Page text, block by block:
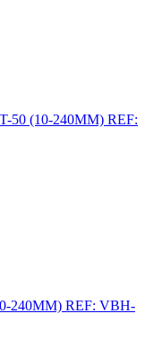
50 (10-240MM) REF:
240MM) REF: VBH-